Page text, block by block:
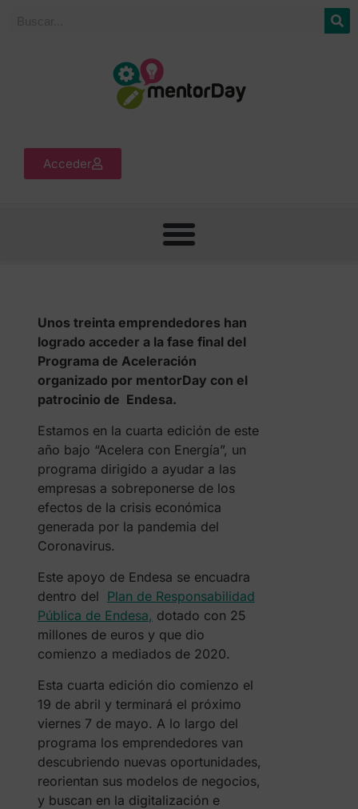
Acceder
Unos treinta emprendedores han
logrado acceder a la fase final del
Programa de Aceleración
organizado por mentorDay con el
patrocinio de Endesa.
Estamos en la cuarta edición de este
año bajo “Acelera con Energía”, un
programa dirigido a ayudar a las
empresas a sobreponerse de los
efectos de la crisis económica
generada por la pandemia del
Coronavirus.
Este apoyo de Endesa se encuadra
dentro del Plan de Responsabilidad
Pública de Endesa, dotado con 25
millones de euros y que dio
comienzo a mediados de 2020.
Esta cuarta edición dio comienzo el
19 de abril y terminará el próximo
viernes 7 de mayo. A lo largo del
programa los emprendedores van
descubriendo nuevas oportunidades,
reorientan sus modelos de negocios,
y buscan en la digitalización e